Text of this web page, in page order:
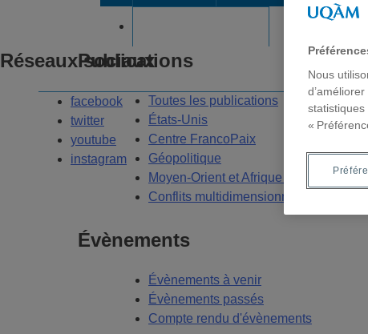
Réseaux sociaux
facebook
twitter
youtube
instagram
Publications
Toutes les publications
États-Unis
Centre FrancoPaix
Géopolitique
Moyen-Orient et Afrique du Nord
Conflits multidimensionnels
Évènements
Évènements à venir
Évènements passés
Compte rendu d'évènements
Nous
«